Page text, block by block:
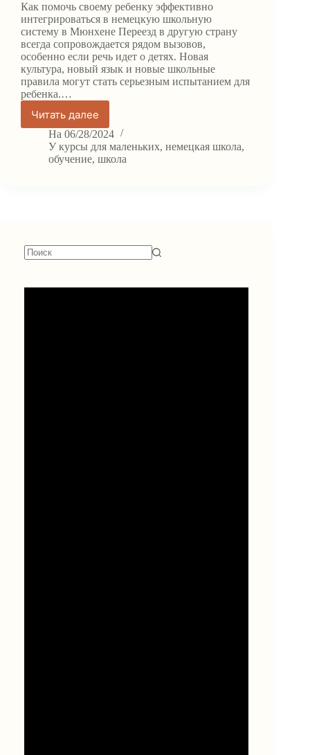
Как помочь своему ребенку эффективно
интегрироваться в немецкую школьную
систему в Мюнхене Переезд в другую страну
всегда сопровождается рядом вызовов,
особенно если речь идет о детях. Новая
культура, новый язык и новые школьные
правила могут стать серьезным испытанием для
ребенка.…
Читать далее
Как
помочь
своему
ребенку
На 06/28/2024
У курсы для маленьких,немецкая школа,
обучение, школа
найдено